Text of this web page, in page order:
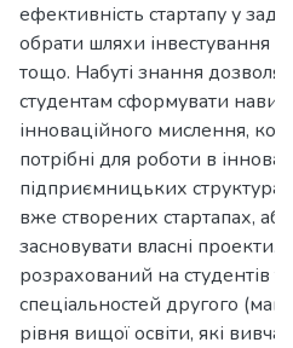
ефективність стартапу у
обрати шляхи інвестування
тощо. Набуті знання
студентам сформувати
інноваційного мислення,
потрібні для роботи в
підприємницьких
вже створених стартапах, або
засновувати власні проекти.
розрахований на студентів
спеціальностей другого
рівня вищої освіти, які